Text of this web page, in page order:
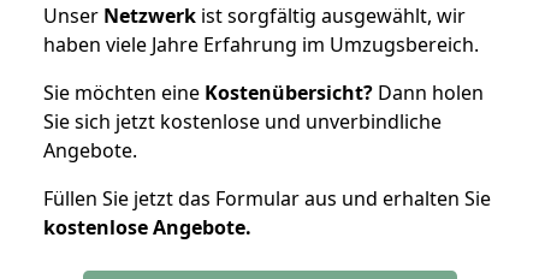
Unser Netzwerk ist sorgfältig ausgewählt, wir
haben viele Jahre Erfahrung im Umzugsbereich.
Sie möchten eine Kostenübersicht? Dann holen
Sie sich jetzt kostenlose und unverbindliche
Angebote.
Füllen Sie jetzt das Formular aus und erhalten Sie
kostenloseAngebote.